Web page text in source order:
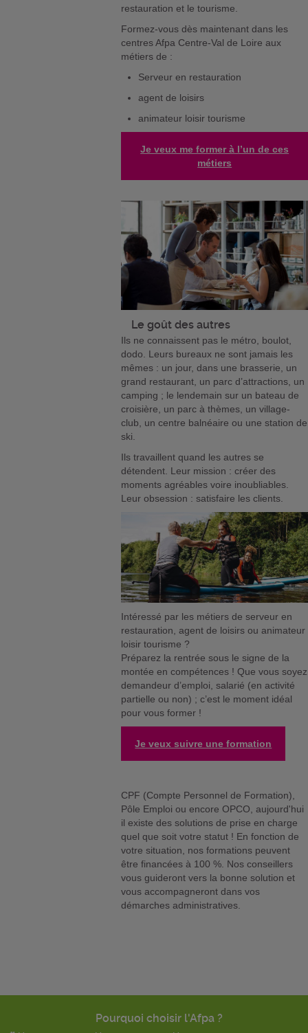
restauration et le tourisme.
Formez-vous dès maintenant dans les
centres Afpa Centre-Val de Loire aux
métiers de :
Serveur en restauration
agent de loisirs
animateur loisir tourisme
Je veux me former à l’un de ces
métiers
Le goût des autres
Ils ne connaissent pas le métro, boulot,
dodo. Leurs bureaux ne sont jamais les
mêmes : un jour, dans une brasserie, un
grand restaurant, un parc d’attractions, un
camping ; le lendemain sur un bateau de
croisière, un parc à thèmes, un village-
club, un centre balnéaire ou une station de
ski.
Ils travaillent quand les autres se
détendent. Leur mission : créer des
moments agréables voire inoubliables.
Leur obsession : satisfaire les clients.
Intéressé par les métiers de serveur en
restauration, agent de loisirs ou animateur
loisir tourisme ?
Préparez la rentrée sous le signe de la
montée en compétences ! Que vous soyez
demandeur d’emploi, salarié (en activité
partielle ou non) ; c’est le moment idéal
pour vous former !
Je veux suivre une formation
CPF (Compte Personnel de Formation),
Pôle Emploi ou encore OPCO, aujourd'hui
il existe des solutions de prise en charge
quel que soit votre statut ! En fonction de
votre situation, nos formations peuvent
être financées à 100 %. Nos conseillers
vous guideront vers la bonne solution et
vous accompagneront dans vos
démarches administratives.
Pourquoi choisir l'Afpa ?